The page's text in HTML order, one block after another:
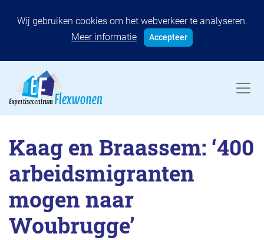
Wij gebruiken cookies om het webverkeer te analyseren.
Meer informatie
Accepteer
Kaag en Braassem: ‘400
arbeidsmigranten
mogen naar
Woubrugge’